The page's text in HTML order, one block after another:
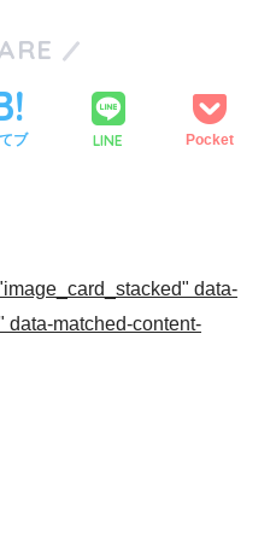
ブ LINE Pocket
data-
data-matched-content-